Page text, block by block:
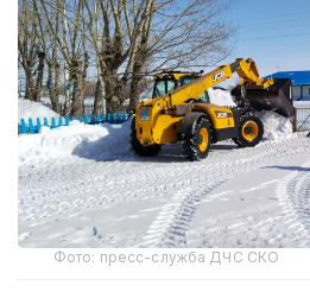
Фото: пресс-служба ДЧС СКО